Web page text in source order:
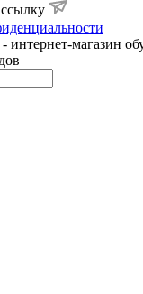
интернет-магазин